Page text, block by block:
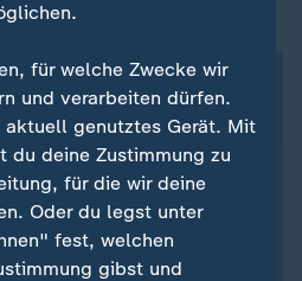
für welche Zwecke wir
und verarbeiten dürfen.
genutztes Gerät. Mit
du deine Zustimmung zu
für die wir deine
Oder du legst unter
fest, welchen
gibst und